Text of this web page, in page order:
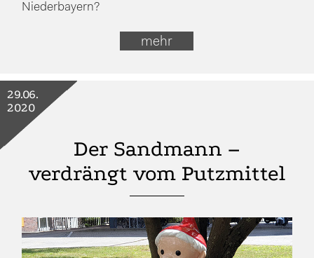
Niederbayern?
mehr
Der Sandmann –
verdrängt vom Putzmittel
29.06.
2020